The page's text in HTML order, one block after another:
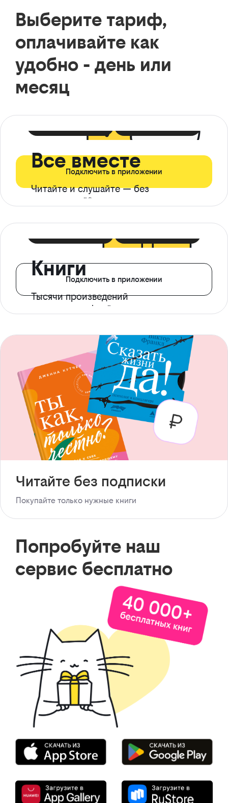
Выберите тариф,
оплачивайте как
удобно - день или
месяц
Все вместе
Читайте и слушайте — без
ограничений*
Подключить в приложении
Книги
Тысячи произведений
с доступом офлайн
Подключить в приложении
Читайте без подписки
Покупайте только нужные книги
Попробуйте наш
сервис бесплатно